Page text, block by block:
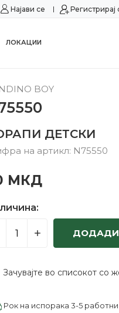
Можност за замена во
Најави се Регистрирај
ЛОКАЦИИ
BOY
ДЕТСКИ
на артикл: N75550
МКД
Зачувајте во списокот со
Рок на испорака 3-5